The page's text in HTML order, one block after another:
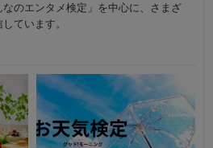
のエンタメ検定」を中心に、さまざ
ています。